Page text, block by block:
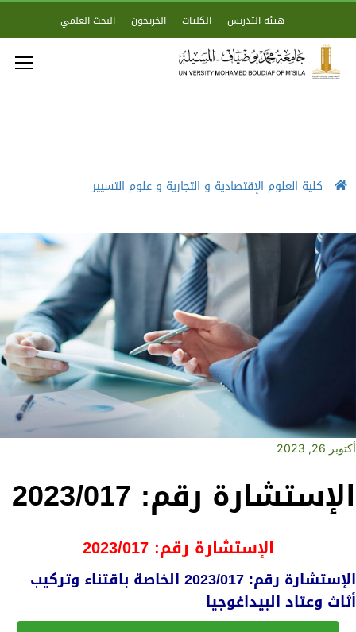
هيئة التدريس الكليات الخريجون البحث العلمي
كلية العلوم الإقتصادية و التجارية و علوم التسيير
أكتوبر 26, 2023
الإستشارة رقم: 2023/017
الإستشارة رقم: 2023/017
الإستشارة رقم: 2023/017 الخاصة باقتناء وتركيب
أثاث وعتاد البيداغوجيا